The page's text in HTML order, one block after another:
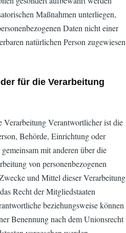
Maßnahmen unterliegen,
Daten nicht einer
natürlichen Person zugewiesen
für die Verarbeitung
Verantwortlicher ist die
Behörde, Einrichtung oder
mit anderen über die
von personenbezogenen
und Mittel dieser Verarbeitung
Recht der Mitgliedstaaten
beziehungsweise können
Benennung nach dem Unionsrecht